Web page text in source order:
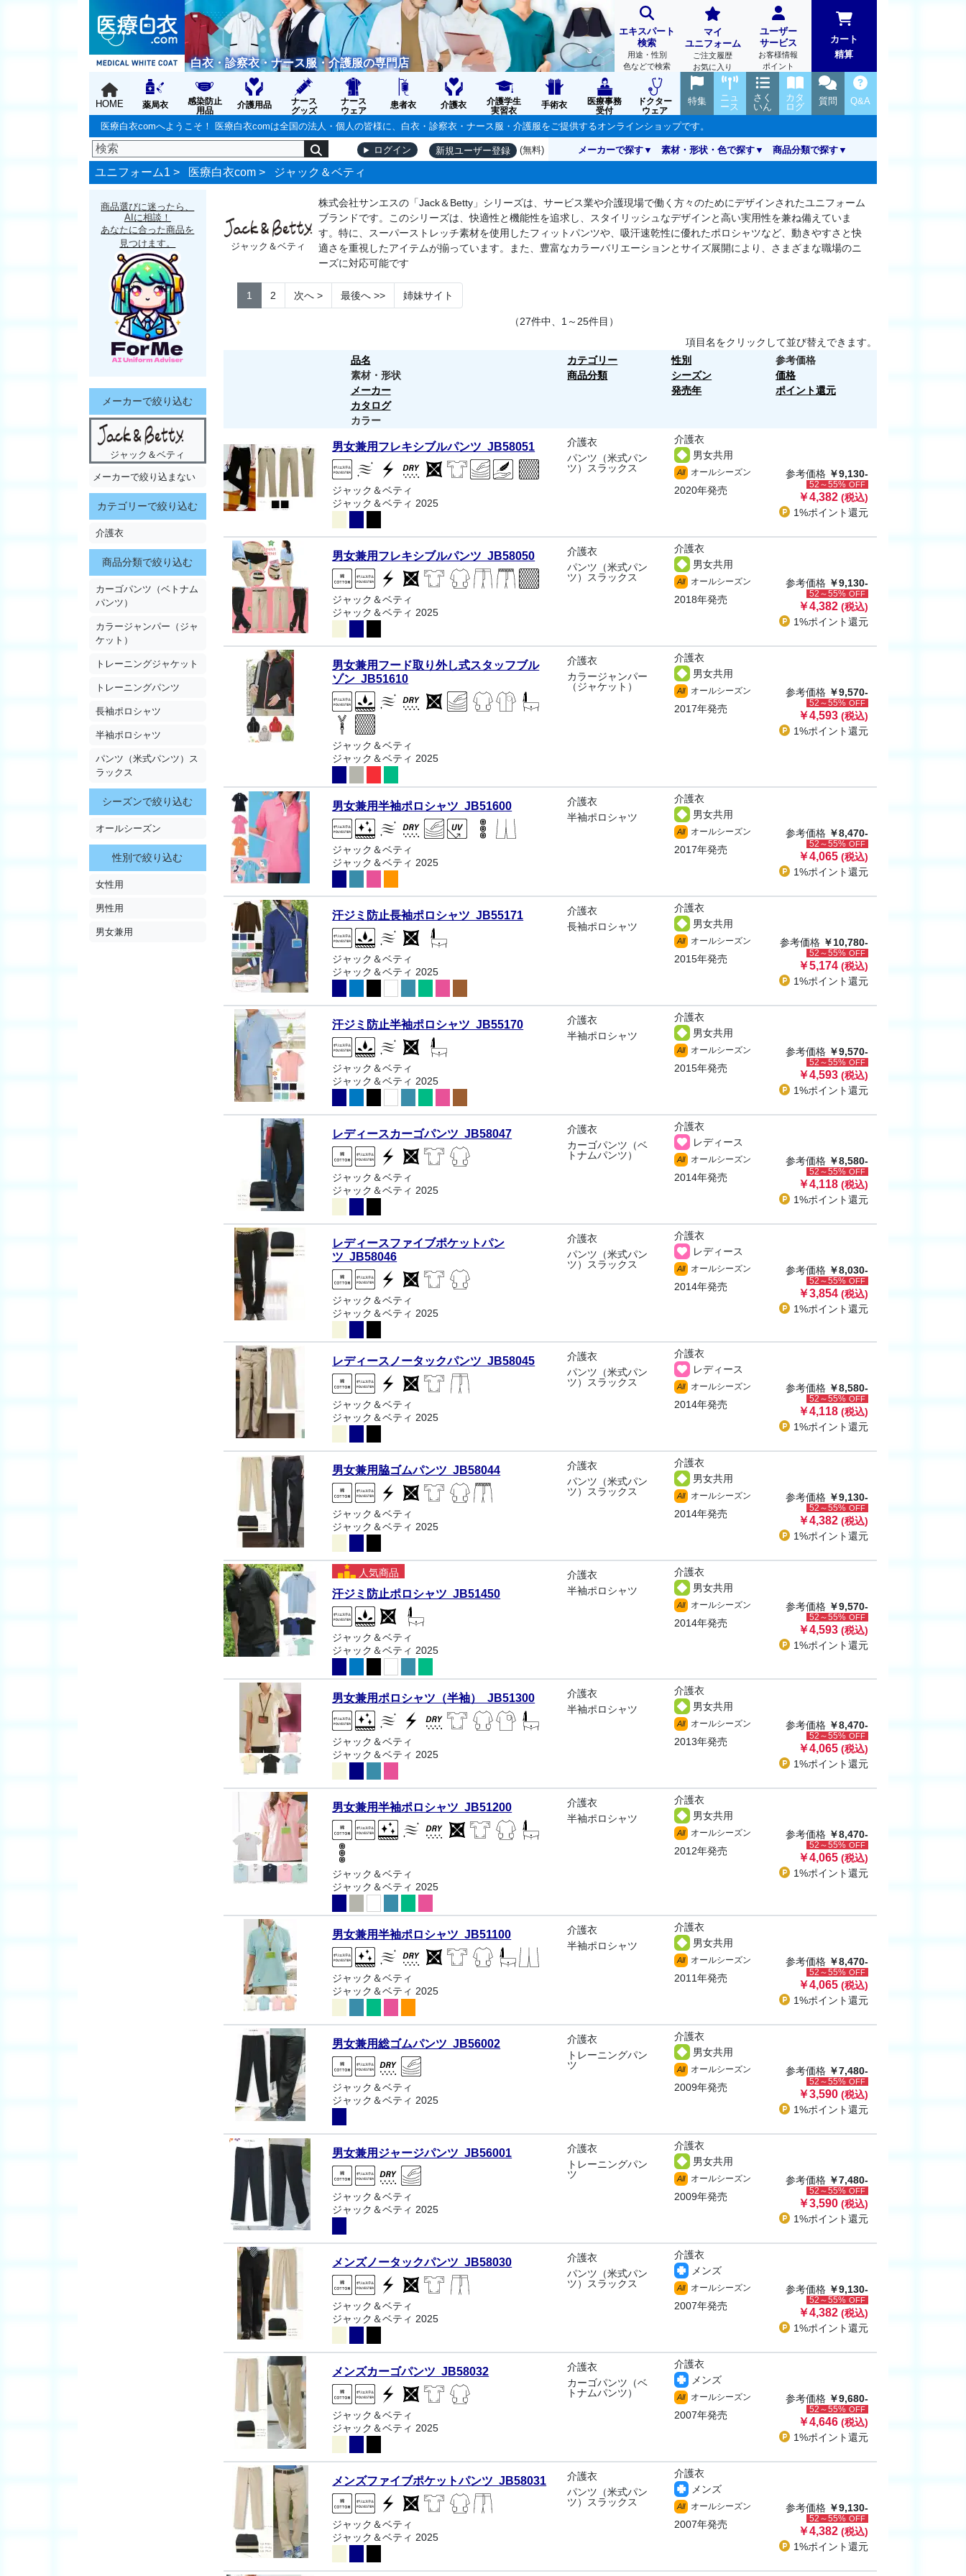
白衣・診察衣・ナース服・介護服の専門店
エキスパート
検索
用途・性別
色などで検索
マイ
ユニフォーム
ご注文履歴
お気に入り
ユーザー
サービス
お客様情報
ポイント
カート
精算
HOME 薬局衣
感染防止
用品
介護用品
ナース
グッズ
ナース
ウェア
患者衣 介護衣
介護学生
実習衣
手術衣
医療事務
受付
ドクター
ウェア
Q&A
質問
カタ
ログ
さく
いん
ニュ
ース
特集
医療白衣comへようこそ！ 医療白衣comは全国の法人・個人の皆様に、白衣・診察衣・ナース服・介護服をご提供するオンラインショップです。
ログイン 新規ユーザー登録 (無料) メーカーで探す 素材・形状・色で探す 商品分類で探す
ユニフォーム1 > 医療白衣com > ジャック＆ベティ
商品選びに迷ったら、
AIに相談！
あなたに合った商品を
見つけます。
メーカーで絞り込む
ジャック＆ベティ
メーカーで絞り込まない
カテゴリーで絞り込む
介護衣
商品分類で絞り込む
カーゴパンツ（ベトナム
パンツ）
カラージャンパー（ジャ
ケット）
トレーニングジャケット
トレーニングパンツ
長袖ポロシャツ
半袖ポロシャツ
パンツ（米式パンツ）ス
ラックス
シーズンで絞り込む
オールシーズン
性別で絞り込む
女性用
男性用
男女兼用
ジャック＆ベティ
株式会社サンエスの「Jack＆Betty」シリーズは、サービス業や介護現場で働く方々のためにデザインされたユニフォーム
ブランドです。このシリーズは、快適性と機能性を追求し、スタイリッシュなデザインと高い実用性を兼ね備えていま
す。特に、スーパーストレッチ素材を使用したフィットパンツや、吸汗速乾性に優れたポロシャツなど、動きやすさと快
適さを重視したアイテムが揃っています。また、豊富なカラーバリエーションとサイズ展開により、さまざまな職場のニ
ーズに対応可能です
1 2 次へ> 最後へ>> 姉妹サイト
（27件中、1～25件目）
項目名をクリックして並び替えできます。
品名
素材・形状
メーカー
カタログ
カラー
カテゴリー
商品分類
性別
シーズン
発売年
参考価格
価格
ポイント還元
男女兼用フレキシブルパンツ JB58051
ジャック＆ベティ
ジャック＆ベティ 2025
介護衣
パンツ（米式パン
ツ）スラックス
介護衣
男女共用
All オールシーズン
2020年発売
参考価格 ￥9,130-
52～55% OFF
￥4,382 (税込)
1%ポイント還元
男女兼用フレキシブルパンツ JB58050
ジャック＆ベティ
ジャック＆ベティ 2025
介護衣
パンツ（米式パン
ツ）スラックス
介護衣
男女共用
All オールシーズン
2018年発売
参考価格 ￥9,130-
52～55% OFF
￥4,382 (税込)
1%ポイント還元
男女兼用フード取り外し式スタッフブル
ゾン JB51610
ジャック＆ベティ
ジャック＆ベティ 2025
介護衣
カラージャンパー
（ジャケット）
介護衣
男女共用
All オールシーズン
2017年発売
参考価格 ￥9,570-
52～55% OFF
￥4,593 (税込)
1%ポイント還元
男女兼用半袖ポロシャツ JB51600
ジャック＆ベティ
ジャック＆ベティ 2025
介護衣
半袖ポロシャツ
介護衣
男女共用
All オールシーズン
2017年発売
参考価格 ￥8,470-
52～55% OFF
￥4,065 (税込)
1%ポイント還元
汗ジミ防止長袖ポロシャツ JB55171
ジャック＆ベティ
ジャック＆ベティ 2025
介護衣
長袖ポロシャツ
介護衣
男女共用
All オールシーズン
2015年発売
参考価格 ￥10,780-
52～55% OFF
￥5,174 (税込)
1%ポイント還元
汗ジミ防止半袖ポロシャツ JB55170
ジャック＆ベティ
ジャック＆ベティ 2025
介護衣
半袖ポロシャツ
介護衣
男女共用
All オールシーズン
2015年発売
参考価格 ￥9,570-
52～55% OFF
￥4,593 (税込)
1%ポイント還元
レディースカーゴパンツ JB58047
ジャック＆ベティ
ジャック＆ベティ 2025
介護衣
カーゴパンツ（ベ
トナムパンツ）
介護衣
レディース
All オールシーズン
2014年発売
参考価格 ￥8,580-
52～55% OFF
￥4,118 (税込)
1%ポイント還元
レディースファイブポケットパン
ツ JB58046
ジャック＆ベティ
ジャック＆ベティ 2025
介護衣
パンツ（米式パン
ツ）スラックス
介護衣
レディース
All オールシーズン
2014年発売
参考価格 ￥8,030-
52～55% OFF
￥3,854 (税込)
1%ポイント還元
レディースノータックパンツ JB58045
ジャック＆ベティ
ジャック＆ベティ 2025
介護衣
パンツ（米式パン
ツ）スラックス
介護衣
レディース
All オールシーズン
2014年発売
参考価格 ￥8,580-
52～55% OFF
￥4,118 (税込)
1%ポイント還元
男女兼用脇ゴムパンツ JB58044
ジャック＆ベティ
ジャック＆ベティ 2025
介護衣
パンツ（米式パン
ツ）スラックス
介護衣
男女共用
All オールシーズン
2014年発売
参考価格 ￥9,130-
52～55% OFF
￥4,382 (税込)
1%ポイント還元
人気商品
汗ジミ防止ポロシャツ JB51450
ジャック＆ベティ
ジャック＆ベティ 2025
介護衣
半袖ポロシャツ
介護衣
男女共用
All オールシーズン
2014年発売
参考価格 ￥9,570-
52～55% OFF
￥4,593 (税込)
1%ポイント還元
男女兼用ポロシャツ（半袖） JB51300
ジャック＆ベティ
ジャック＆ベティ 2025
介護衣
半袖ポロシャツ
介護衣
男女共用
All オールシーズン
2013年発売
参考価格 ￥8,470-
52～55% OFF
￥4,065 (税込)
1%ポイント還元
男女兼用半袖ポロシャツ JB51200
ジャック＆ベティ
ジャック＆ベティ 2025
介護衣
半袖ポロシャツ
介護衣
男女共用
All オールシーズン
2012年発売
参考価格 ￥8,470-
52～55% OFF
￥4,065 (税込)
1%ポイント還元
男女兼用半袖ポロシャツ JB51100
ジャック＆ベティ
ジャック＆ベティ 2025
介護衣
半袖ポロシャツ
介護衣
男女共用
All オールシーズン
2011年発売
参考価格 ￥8,470-
52～55% OFF
￥4,065 (税込)
1%ポイント還元
男女兼用総ゴムパンツ JB56002
ジャック＆ベティ
ジャック＆ベティ 2025
介護衣
トレーニングパン
ツ
介護衣
男女共用
All オールシーズン
2009年発売
参考価格 ￥7,480-
52～55% OFF
￥3,590 (税込)
1%ポイント還元
男女兼用ジャージパンツ JB56001
ジャック＆ベティ
ジャック＆ベティ 2025
介護衣
トレーニングパン
ツ
介護衣
男女共用
All オールシーズン
2009年発売
参考価格 ￥7,480-
52～55% OFF
￥3,590 (税込)
1%ポイント還元
メンズノータックパンツ JB58030
ジャック＆ベティ
ジャック＆ベティ 2025
介護衣
パンツ（米式パン
ツ）スラックス
介護衣
メンズ
All オールシーズン
2007年発売
参考価格 ￥9,130-
52～55% OFF
￥4,382 (税込)
1%ポイント還元
メンズカーゴパンツ JB58032
ジャック＆ベティ
ジャック＆ベティ 2025
介護衣
カーゴパンツ（ベ
トナムパンツ）
介護衣
メンズ
All オールシーズン
2007年発売
参考価格 ￥9,680-
52～55% OFF
￥4,646 (税込)
1%ポイント還元
メンズファイブポケットパンツ JB58031
ジャック＆ベティ
ジャック＆ベティ 2025
介護衣
パンツ（米式パン
ツ）スラックス
介護衣
メンズ
All オールシーズン
2007年発売
参考価格 ￥9,130-
52～55% OFF
￥4,382 (税込)
1%ポイント還元